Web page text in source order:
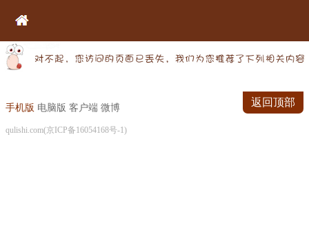
手机版 电脑版 客户端 微博
qulishi.com(京ICP备16054168号-1)
返回顶部